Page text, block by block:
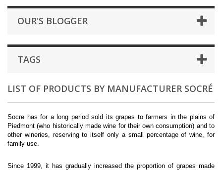
OUR'S BLOGGER
TAGS
LIST OF PRODUCTS BY MANUFACTURER SOCRÉ
Socre has for a long period sold its grapes to farmers in the plains of
Piedmont (who historically made wine for their own consumption) and to
other wineries, reserving to itself only a small percentage of wine, for
family use.
Since 1999, it has gradually increased the proportion of grapes made